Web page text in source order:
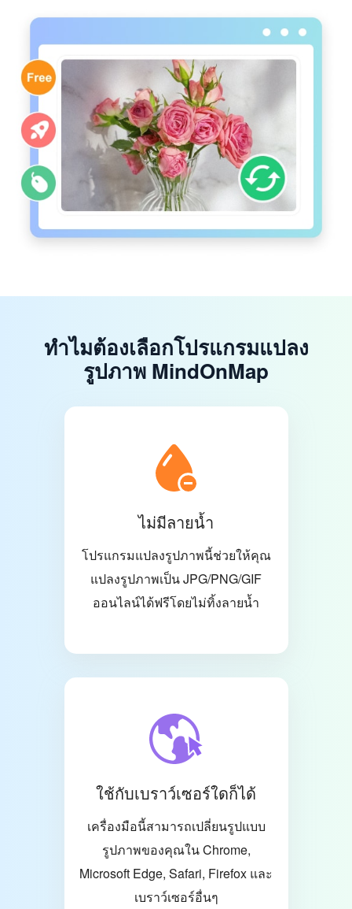
ทำไมต้องเลือกโปรแกรมแปลง
รูปภาพ MindOnMap
ไม่มีลายน้ำ
โปรแกรมแปลงรูปภาพนี้ช่วยให้คุณ
แปลงรูปภาพเป็น JPG/PNG/GIF
ออนไลน์ได้ฟรีโดยไม่ทิ้งลายน้ำ
ใช้กับเบราว์เซอร์ใดก็ได้
เครื่องมือนี้สามารถเปลี่ยนรูปแบบ
รูปภาพของคุณใน Chrome,
Microsoft Edge, Safari, Firefox และ
เบราว์เซอร์อื่นๆ